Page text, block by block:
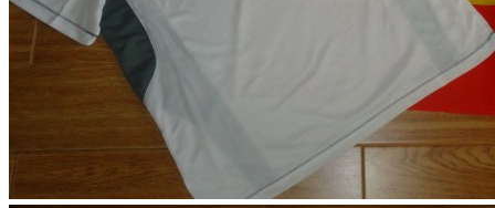
Contáctemos
Donaciones